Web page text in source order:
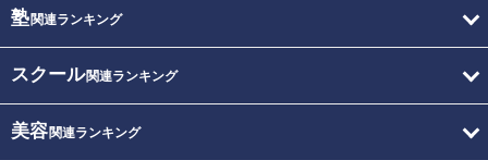
塾関連ランキング
スクール関連ランキング
美容関連ランキング